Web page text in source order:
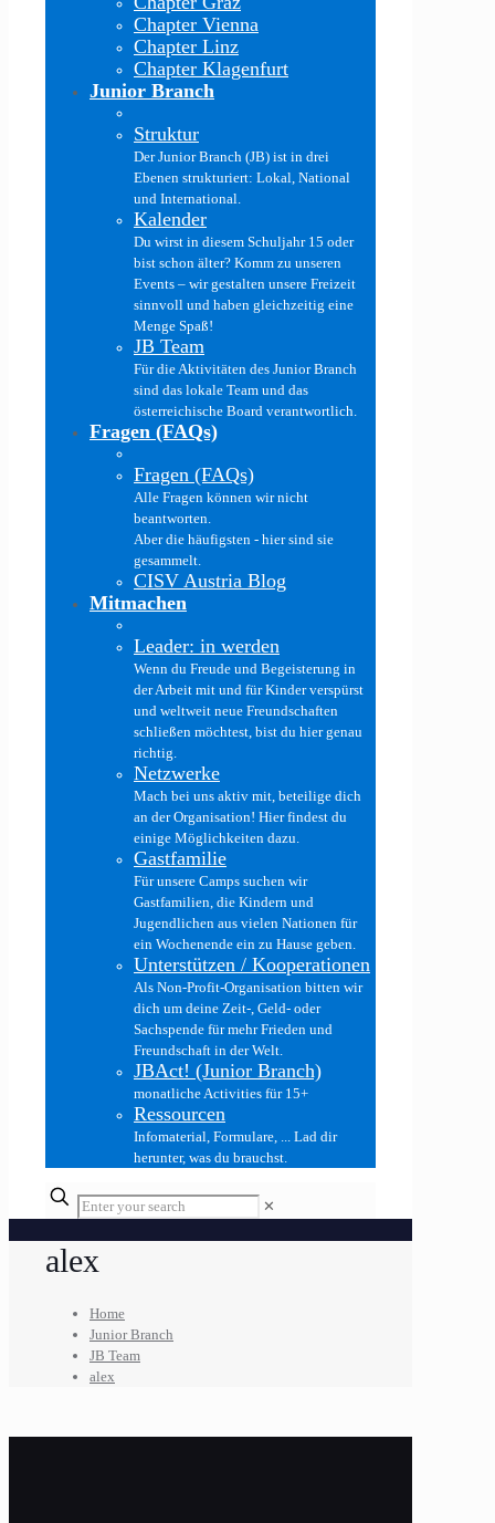
Chapter Vienna
Chapter Linz
Chapter Klagenfurt
Junior Branch
Struktur
Der Junior Branch (JB) ist in drei
Ebenen strukturiert: Lokal, National
und International.
Kalender
Du wirst in diesem Schuljahr 15 oder
bist schon älter? Komm zu unseren
Events – wir gestalten unsere Freizeit
sinnvoll und haben gleichzeitig eine
Menge Spaß!
JB Team
Für die Aktivitäten des Junior Branch
sind das lokale Team und das
österreichische Board verantwortlich.
Fragen (FAQs)
Fragen (FAQs)
Alle Fragen können wir nicht
beantworten.
Aber die häufigsten - hier sind sie
gesammelt.
CISV Austria Blog
Mitmachen
Leader: in werden
Wenn du Freude und Begeisterung in
der Arbeit mit und für Kinder verspürst
und weltweit neue Freundschaften
schließen möchtest, bist du hier genau
richtig.
Netzwerke
Mach bei uns aktiv mit, beteilige dich
an der Organisation! Hier findest du
einige Möglichkeiten dazu.
Gastfamilie
Für unsere Camps suchen wir
Gastfamilien, die Kindern und
Jugendlichen aus vielen Nationen für
ein Wochenende ein zu Hause geben.
Unterstützen / Kooperationen
Als Non-Profit-Organisation bitten wir
dich um deine Zeit-, Geld- oder
Sachspende für mehr Frieden und
Freundschaft in der Welt.
JBAct! (Junior Branch)
monatliche Activities für 15+
Ressourcen
Infomaterial, Formulare, ... Lad dir
herunter, was du brauchst.
✕
alex
Home
Junior Branch
JB Team
alex